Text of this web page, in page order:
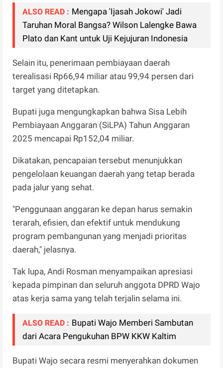
ALSO READ : Mengapa 'Ijasah Jokowi' Jadi
Taruhan Moral Bangsa? Wilson Lalengke Bawa
Plato dan Kant untuk Uji Kejujuran Indonesia
Selain itu, penerimaan pembiayaan daerah
terealisasi Rp66,94 miliar atau 99,94 persen dari
target yang ditetapkan.
Bupati juga mengungkapkan bahwa Sisa Lebih
Pembiayaan Anggaran (SiLPA) Tahun Anggaran
2025 mencapai Rp152,04 miliar.
Dikatakan, pencapaian tersebut menunjukkan
pengelolaan keuangan daerah yang tetap berada
pada jalur yang sehat.
"Penggunaan anggaran ke depan harus semakin
terarah, efisien, dan efektif untuk mendukung
program pembangunan yang menjadi prioritas
daerah," jelasnya.
Tak lupa, Andi Rosman menyampaikan apresiasi
kepada pimpinan dan seluruh anggota DPRD Wajo
atas kerja sama yang telah terjalin selama ini.
ALSO READ : Bupati Wajo Memberi Sambutan
dari Acara Pengukuhan BPW KKW Kaltim
Bupati Wajo secara resmi menyerahkan dokumen